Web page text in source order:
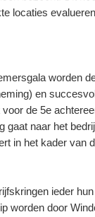
locaties
worden
en
de 5e
gaat naar het
in het kader van
ieder
worden door